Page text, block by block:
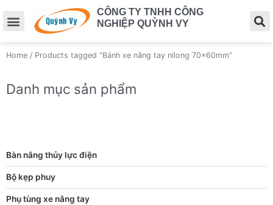
CÔNG TY TNHH CÔNG
NGHIỆP QUỲNH VY
Home / Products tagged “Bánh xe nâng tay nilong 70x60mm”
Danh mục sản phẩm
Bàn nâng thủy lực điện
Bộ kẹp phuy
Phụ tùng xe nâng tay